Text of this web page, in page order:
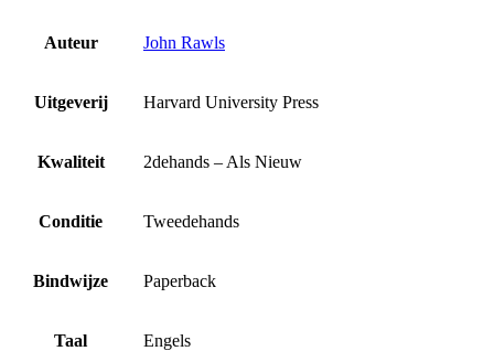
Auteur John Rawls
Uitgeverij Harvard University Press
Kwaliteit 2dehands – Als Nieuw
Conditie Tweedehands
Bindwijze Paperback
Taal Engels